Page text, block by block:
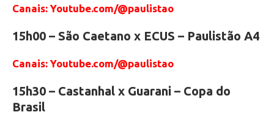
Canais: Youtube.com/@paulistao
15h00 – São Caetano x ECUS – Paulistão A4
Canais: Youtube.com/@paulistao
15h30 – Castanhal x Guarani – Copa do
Brasil